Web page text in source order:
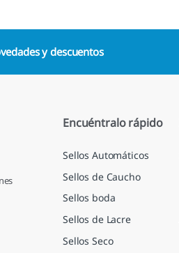
y descuentos
Encuéntralo rápido
Sellos Automáticos
Sellos de Caucho
Sellos boda
Sellos de Lacre
Sellos Seco